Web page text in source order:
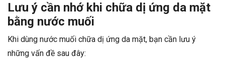
Lưu ý cần nhớ khi chữa dị ứng da mặt
bằng nước muối
Khi dùng nước muối chữa dị ứng da mặt, bạn cần lưu ý
những vấn đề sau đây: